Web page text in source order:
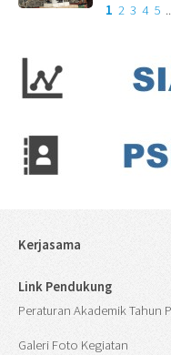
1 2 3 4 5
Kerjasama
Link Pendukung
Peraturan Akademik Tahun
Galeri Foto Kegiatan